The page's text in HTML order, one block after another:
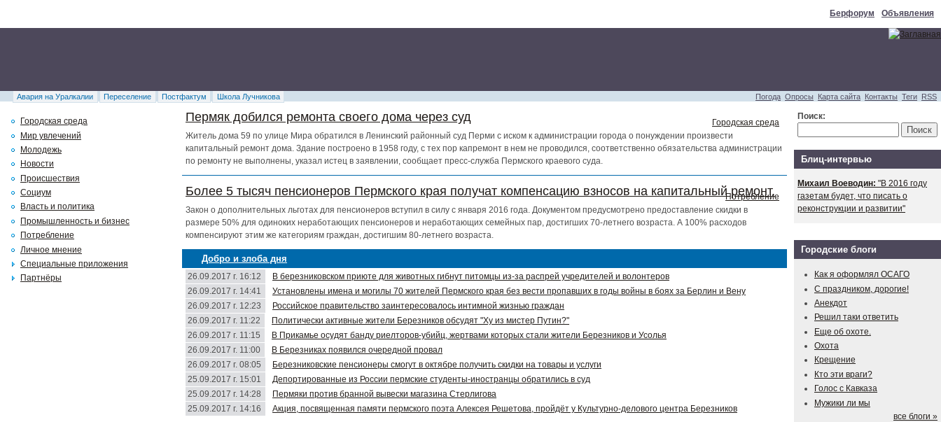
Берфорум Объявления
Погода Опросы Карта сайта Контакты Теги RSS
Авария на Уралкалии Переселение Постфактум Школа Лучникова
Пермяк добился ремонта своего дома через суд
Городская среда
Житель дома 59 по улице Мира обратился в Ленинский районный суд Перми с иском к администрации города о понуждении произвести
капитальный ремонт дома. Здание построено в 1958 году, с тех пор капремонт в нем не проводился, соответственно обязательства администрации
по ремонту не выполнены, указал истец в заявлении, сообщает пресс-служба Пермского краевого суда.
Более 5 тысяч пенсионеров Пермского края получат компенсацию взносов на капитальный ремонт.
Потребление
Закон о дополнительных льготах для пенсионеров вступил в силу с января 2016 года. Документом предусмотрено предоставление скидки в
размере 50% для одиноких неработающих пенсионеров и неработающих семейных пар, достигших 70-летнего возраста. А 100% расходов
компенсируют этим же категориям граждан, достигшим 80-летнего возраста.
Добро и злоба дня
26.09.2017 г. 16:12
В березниковском приюте для животных гибнут питомцы из-за распрей учредителей и волонтеров
26.09.2017 г. 14:41
Установлены имена и могилы 70 жителей Пермского края без вести пропавших в годы войны в боях за Берлин и Вену
26.09.2017 г. 12:23
Российское правительство заинтересовалось интимной жизнью граждан
26.09.2017 г. 11:22
Политически активные жители Березников обсудят "Ху из мистер Путин?"
26.09.2017 г. 11:15
В Прикамье осудят банду риелторов-убийц, жертвами которых стали жители Березников и Усолья
26.09.2017 г. 11:00
В Березниках появился очередной провал
26.09.2017 г. 08:05
Березниковские пенсионеры смогут в октябре получить скидки на товары и услуги
25.09.2017 г. 15:01
Депортированные из России пермские студенты-иностранцы обратились в суд
25.09.2017 г. 14:28
Пермяки против бранной вывески магазина Стерлигова
25.09.2017 г. 14:16
Акция, посвященная памяти пермского поэта Алексея Решетова, пройдёт у Культурно-делового центра Березников
Городская среда
Мир увлечений
Молодежь
Новости
Происшествия
Социум
Власть и политика
Промышленность и бизнес
Потребление
Личное мнение
Специальные приложения
Партнёры
Поиск:
Блиц-интервью
Михаил Воеводин: "В 2016 году
газетам будет, что писать о
реконструкции и развитии"
Городские блоги
Как я оформлял ОСАГО
С праздником, дорогие!
Анекдот
Решил таки ответить
Еще об охоте.
Охота
Крещение
Кто эти враги?
Голос с Кавказа
Мужики ли мы
все блоги »